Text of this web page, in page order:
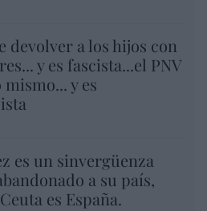
devolver a los hijos con
y es fascista...el PNV
y es
es un sinvergüenza
a su país,
es España.